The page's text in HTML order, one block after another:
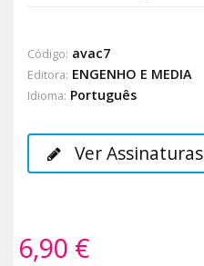
Código: avac7
Editora: ENGENHO E MEDIA
Idioma: Português
Ver Assinaturas
6,90 €